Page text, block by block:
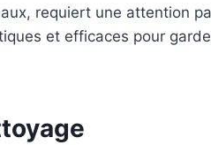
requiert une attention
et efficaces pour